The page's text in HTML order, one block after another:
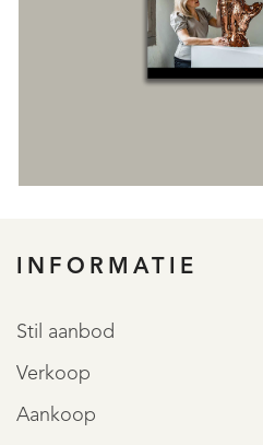
INFORMATIE
Stil aanbod
Verkoop
Aankoop